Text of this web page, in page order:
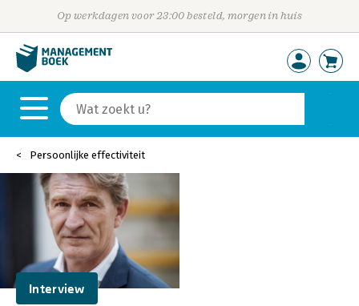
Op werkdagen voor 23:00 besteld, morgen in huis
Persoonlijke effectiviteit
Interview